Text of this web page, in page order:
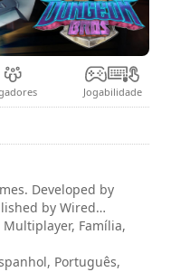
Jogabilidade
Developed by
by Wired
Dungeon Bros and
of React
Multiplayer, Família,
Português,